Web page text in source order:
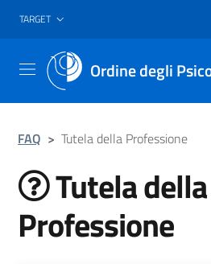
Vai al header
Vai al contenuto principale
Vai al footer
TARGET
Ordine degli
Menu
FAQ > Tutela della Professione
Tutela della
Professione